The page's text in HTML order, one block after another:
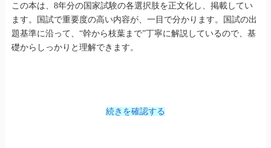
この本は、8年分の国家試験の各選択肢を正文化し、掲載してい
ます。国試で重要度の高い内容が、一目で分かります。国試の出
題基準に沿って、“幹から枝葉まで”丁寧に解説しているので、基
礎からしっかりと理解できます。
続きを確認する